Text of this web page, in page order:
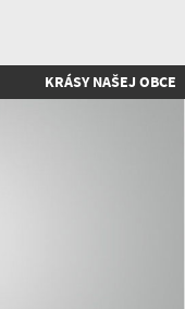
KRÁSY NAŠEJ OBCE